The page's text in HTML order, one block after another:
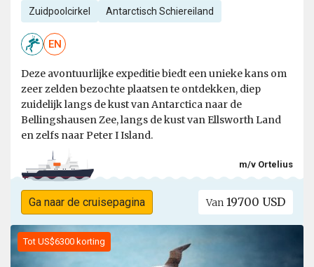
Zuidpoolcirkel Antarctisch Schiereiland
EN
Deze avontuurlijke expeditie biedt een unieke kans om
zeer zelden bezochte plaatsen te ontdekken, diep
zuidelijk langs de kust van Antarctica naar de
Bellingshausen Zee, langs de kust van Ellsworth Land
en zelfs naar Peter I Island.
m/v Ortelius
Ga naar de cruisepagina Van 19700 USD
Tot US$6300 korting